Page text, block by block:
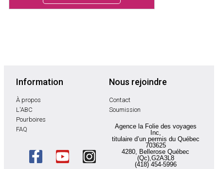
Information
À propos
L'ABC
Pourboires
FAQ
Nous rejoindre
Contact
Soumission
Agence la Folie des voyages
Inc,
titulaire d’un permis du Québec
703625
4280, Bellerose Québec
(Qc),G2A3L8
(418) 454-5996